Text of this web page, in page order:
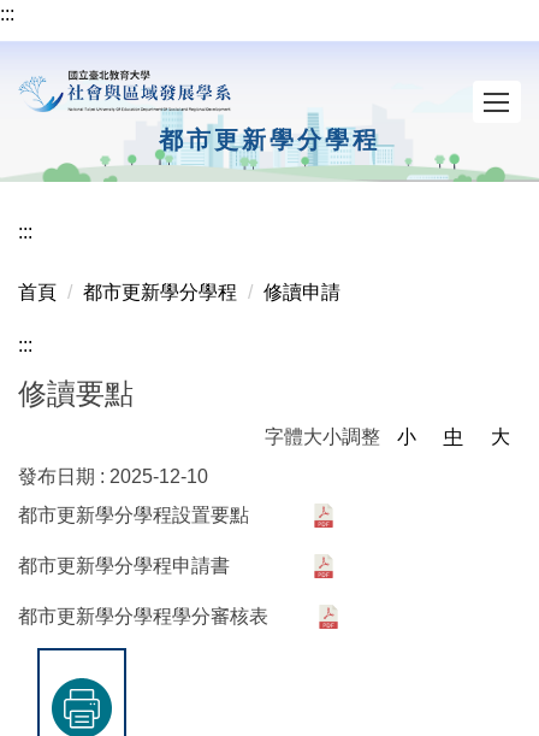
跳
到
主
要
:::
都市更新學分學程
:::
首頁 都市更新學分學程 修讀申請
:::
修讀要點
字體大小調整 小 中
大
發布日期 : 2025-12-10
都市更新學分學程設置要點
都市更新學分學程申請書
都市更新學分學程學分審核表